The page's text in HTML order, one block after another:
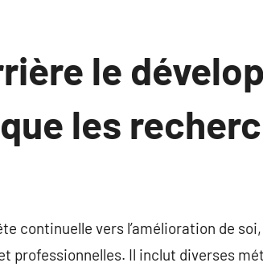
le
les
continuelle vers l’amélioration de
professionnelles. Il inclut diverses